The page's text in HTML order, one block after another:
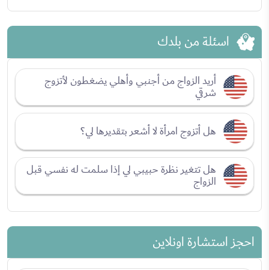
اسئلة من بلدك
أريد الزواج من أجنبي وأهلي يضغطون لأتزوج
شرقي
هل أتزوج امرأة لا أشعر بتقديرها لي؟
هل تتغير نظرة حبيبي لي إذا سلمت له نفسي قبل
الزواج
احجز استشارة اونلاين